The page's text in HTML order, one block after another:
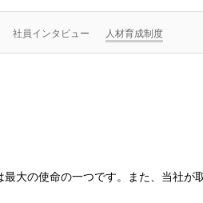
社員インタビュー 人材育成制度
大の使命の一つです。また、当社が